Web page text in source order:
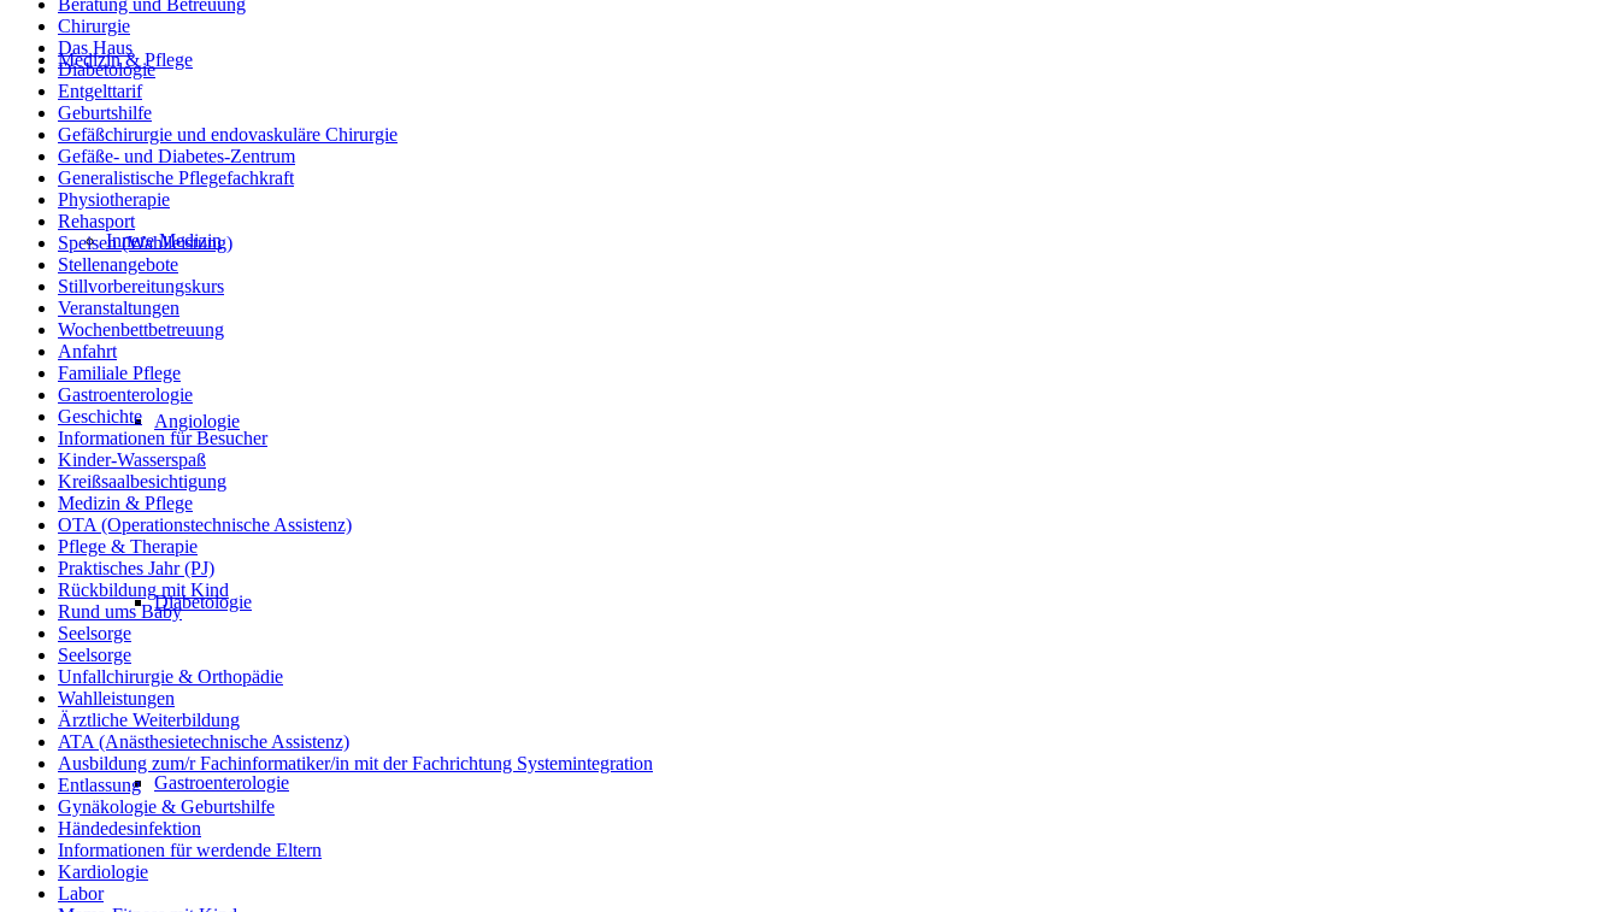
Medizin & Pflege
Innere Medizin
Angiologie
Diabetologie
Gastroenterologie
Beratung und Betreuung
Chirurgie
Das Haus
Diabetologie
Entgelttarif
Geburtshilfe
Gefäßchirurgie und endovaskuläre Chirurgie
Gefäße- und Diabetes-Zentrum
Generalistische Pflegefachkraft
Physiotherapie
Rehasport
Speisen (Wahlleistung)
Stellenangebote
Stillvorbereitungskurs
Veranstaltungen
Wochenbettbetreuung
Anfahrt
Familiale Pflege
Gastroenterologie
Geschichte
Informationen für Besucher
Kinder-Wasserspaß
Kreißsaalbesichtigung
Medizin & Pflege
OTA (Operationstechnische Assistenz)
Pflege & Therapie
Praktisches Jahr (PJ)
Rückbildung mit Kind
Rund ums Baby
Seelsorge
Seelsorge
Unfallchirurgie & Orthopädie
Wahlleistungen
Ärztliche Weiterbildung
ATA (Anästhesietechnische Assistenz)
Ausbildung zum/r Fachinformatiker/in mit der Fachrichtung Systemintegration
Entlassung
Gynäkologie & Geburtshilfe
Händedesinfektion
Informationen für werdende Eltern
Kardiologie
Labor